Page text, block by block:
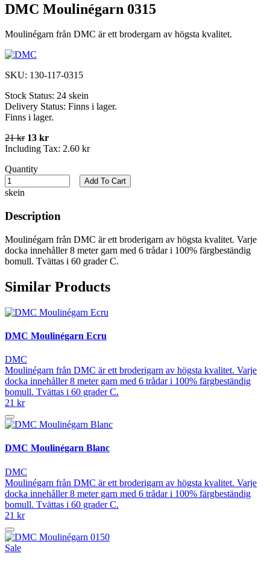
DMC Moulinégarn 0315
Moulinégarn från DMC är ett brodergarn av högsta kvalitet.
SKU: 130-117-0315
Stock Status: 24 skein
Delivery Status: Finns i lager.
Finns i lager.
21 kr 13 kr
Including Tax: 2.60 kr
Quantity
skein
Add To Cart
Description
Moulinégarn från DMC är ett broderigarn av högsta kvalitet. Varje
docka innehåller 8 meter garn med 6 trådar i 100% färgbeständig
bomull. Tvättas i 60 grader C.
Similar Products
DMC Moulinégarn Ecru
DMC
Moulinégarn från DMC är ett broderigarn av högsta kvalitet. Varje
docka innehåller 8 meter garn med 6 trådar i 100% färgbeständig
bomull. Tvättas i 60 grader C.
21 kr
DMC Moulinégarn Blanc
DMC
Moulinégarn från DMC är ett broderigarn av högsta kvalitet. Varje
docka innehåller 8 meter garn med 6 trådar i 100% färgbeständig
bomull. Tvättas i 60 grader C.
21 kr
Sale